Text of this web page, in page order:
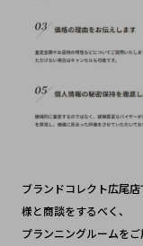
ブランドコレクト広尾
様と商談をするべく、
プランニングルームを